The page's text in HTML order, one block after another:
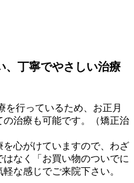
、丁寧でやさしい治療
を行っているため、お正月
治療も可能です。（矯正治
心がけていますので、わざ
なく「お買い物のついでに
な感じでご来院下さい。